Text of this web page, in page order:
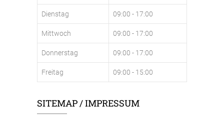
Dienstag 09:00 - 17:00
Mittwoch 09:00 - 17:00
Donnerstag 09:00 - 17:00
Freitag 09:00 - 15:00
SITEMAP / IMPRESSUM